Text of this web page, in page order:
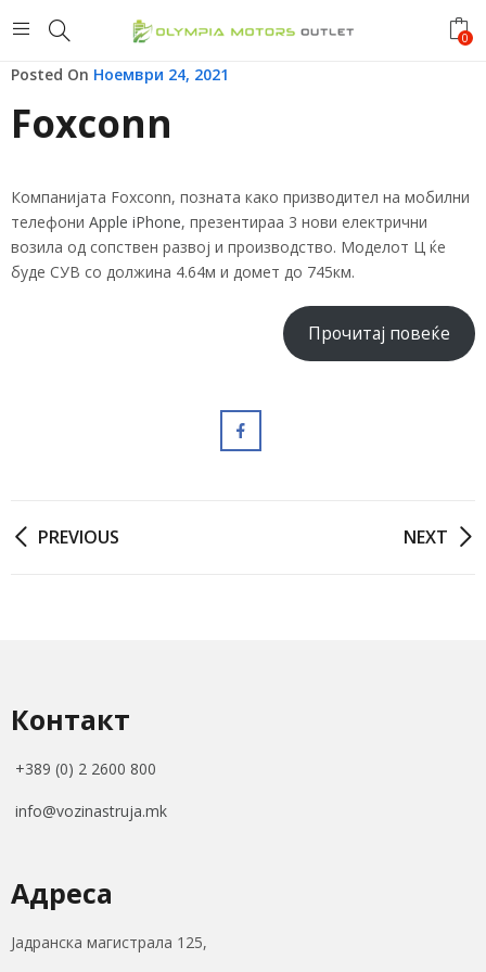
0
Posted On Ноември 24, 2021
Foxconn
Компанијата Foxconn, позната како призводител на мобилни
телефони Apple iPhone, презентираa 3 нови електрични
возила од сопствен развој и производство. Моделот Ц ќе
буде СУВ со должина 4.64м и домет дo 745км.
Прочитај повеќе
PREVIOUS NEXT
Контакт
+389 (0) 2 2600 800
info@vozinastruja.mk
Адреса
Јадранска магистрала 125,